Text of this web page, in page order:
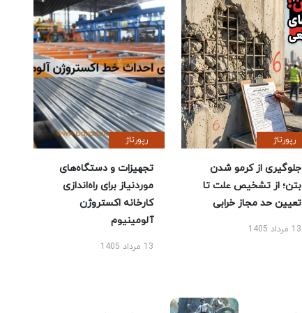
رپورتاژ
جلوگیری از کرمو شدن
بتن؛ از تشخیص علت تا
تعیین حد مجاز خرابی
13 مرداد 1405
رپورتاژ
تجهیزات و دستگاه‌های
موردنیاز برای راه‌اندازی
کارخانه اکستروژن
آلومینیوم
13 مرداد 1405